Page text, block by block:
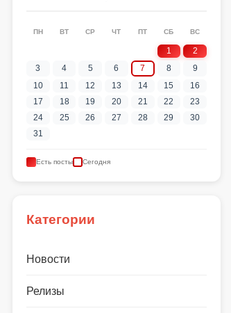
ПН ВТ СР ЧТ ПТ СБ ВС
1
2
3
4 5 6 7 8
9
10
11 12 13 14 15
16
17
18 19 20 21 22
23
24
25 26 27 28 29
30
31
Есть посты Сегодня
Категории
Новости
Релизы